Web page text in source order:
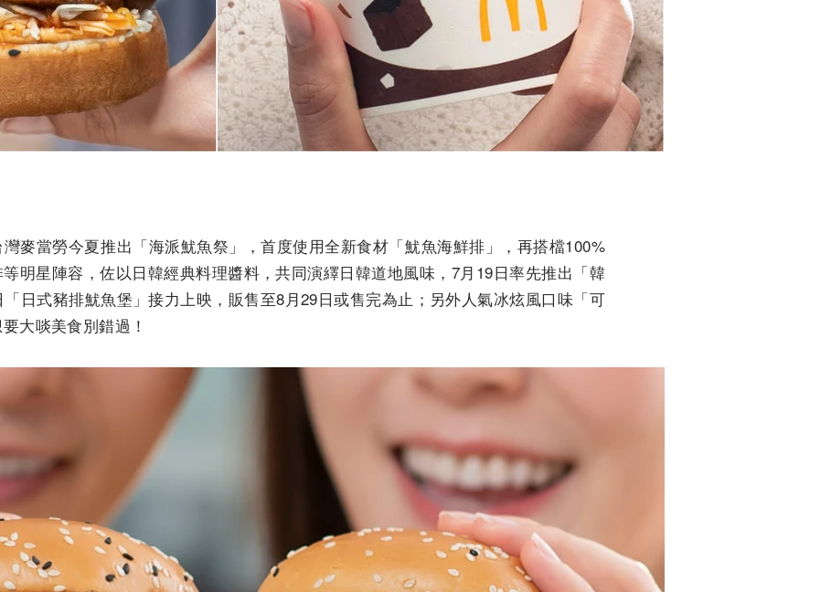
麥當勞今夏推出「海派魷魚祭」，首度使用全新食材「魷魚海鮮排」，再搭檔100%
明星陣容，佐以日韓經典料理醬料，共同演繹日韓道地風味，7月19日率先推出「韓
日式豬排魷魚堡」接力上映，販售至8月29日或售完為止；另外人氣冰炫風口味「可
大啖美食別錯過！